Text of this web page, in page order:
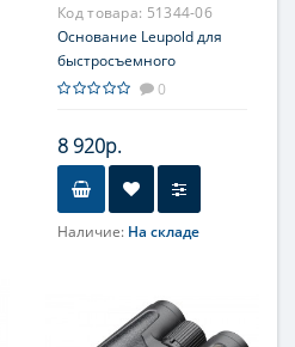
Код товара: 51344-06
Основание Leupold для
быстросъемного
кронштейна, на Antonio
0
8 920р.
Наличие: На складе